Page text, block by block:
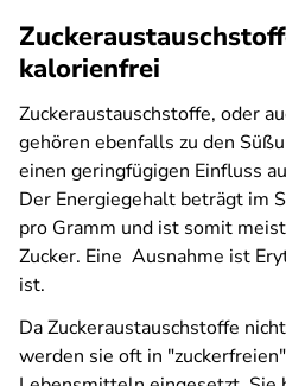
kalorienfrei
Zuckeraustauschstoffe, oder
gehören ebenfalls zu den
einen geringfügigen Einfluss
Der Energiegehalt beträgt im
pro Gramm und ist somit
Zucker. Eine Ausnahme ist
ist.
Da Zuckeraustauschstoffe
werden sie oft in